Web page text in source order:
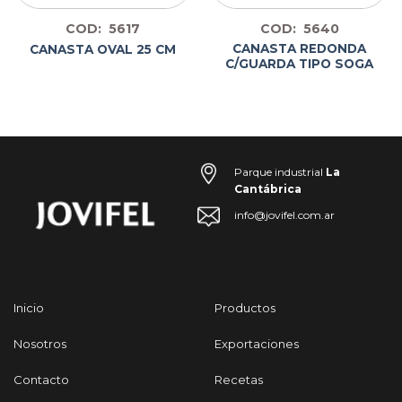
COD: 5617
CANASTA OVAL 25 CM
COD: 5640
CANASTA REDONDA
C/GUARDA TIPO SOGA
Parque industrial La
Cantábrica
info@jovifel.com.ar
Inicio
Nosotros
Contacto
Productos
Exportaciones
Recetas